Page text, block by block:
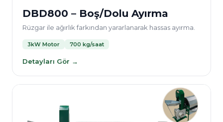
DBD800 – Boş/Dolu Ayırma
Rüzgar ile ağırlık farkından yararlanarak hassas ayırma.
3kW Motor 700 kg/saat
Detayları Gör →